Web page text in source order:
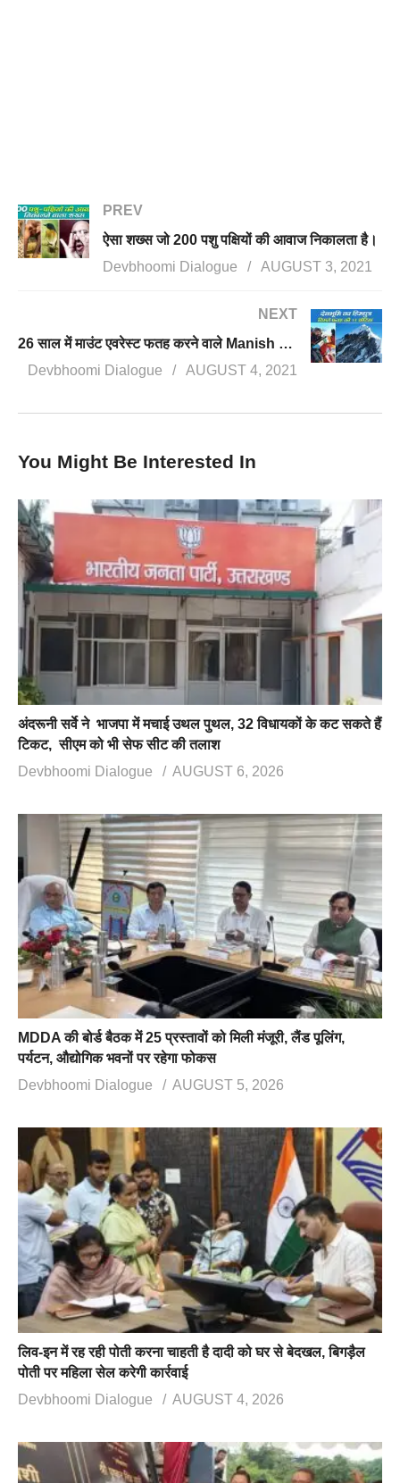
PREV
ऐसा शख्स जो 200 पशु पक्षियों की आवाज निकालता है।
Devbhoomi Dialogue
AUGUST 3, 2021
NEXT
26 साल में माउंट एवरेस्ट फतह करने वाले Manish Kashniyal।
Devbhoomi Dialogue
AUGUST 4, 2021
You Might Be Interested In
अंदरूनी सर्वे ने भाजपा में मचाई उथल पुथल, 32 विधायकों के कट सकते हैं
टिकट, सीएम को भी सेफ सीट की तलाश
Devbhoomi Dialogue
AUGUST 6, 2026
MDDA की बोर्ड बैठक में 25 प्रस्तावों को मिली मंजूरी, लैंड पूलिंग,
पर्यटन, औद्योगिक भवनों पर रहेगा फोकस
Devbhoomi Dialogue
AUGUST 5, 2026
लिव-इन में रह रही पोती करना चाहती है दादी को घर से बेदखल, बिगड़ैल
पोती पर महिला सेल करेगी कार्रवाई
Devbhoomi Dialogue
AUGUST 4, 2026